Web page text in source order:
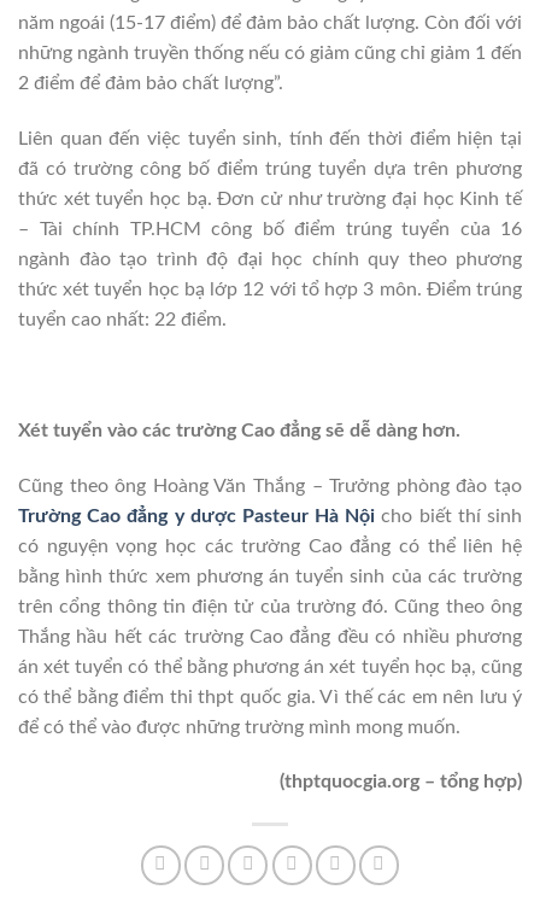
năm ngoái (15-17 điểm) để đảm bảo chất lượng. Còn đối với
những ngành truyền thống nếu có giảm cũng chỉ giảm 1 đến
2 điểm để đảm bảo chất lượng”.
Liên quan đến việc tuyển sinh, tính đến thời điểm hiện tại
đã có trường công bố điểm trúng tuyển dựa trên phương
thức xét tuyển học bạ. Đơn cử như trường đại học Kinh tế
– Tài chính TP.HCM công bố điểm trúng tuyển của 16
ngành đào tạo trình độ đại học chính quy theo phương
thức xét tuyển học bạ lớp 12 với tổ hợp 3 môn. Điểm trúng
tuyển cao nhất: 22 điểm.
Xét tuyển vào các trường Cao đẳng sẽ dễ dàng hơn.
Cũng theo ông Hoàng Văn Thắng – Trưởng phòng đào tạo
Trường Cao đẳng y dược Pasteur Hà Nội cho biết thí sinh
có nguyện vọng học các trường Cao đẳng có thể liên hệ
bằng hình thức xem phương án tuyển sinh của các trường
trên cổng thông tin điện tử của trường đó. Cũng theo ông
Thắng hầu hết các trường Cao đẳng đều có nhiều phương
án xét tuyển có thể bằng phương án xét tuyển học bạ, cũng
có thể bằng điểm thi thpt quốc gia. Vì thế các em nên lưu ý
để có thể vào được những trường mình mong muốn.
(thptquocgia.org – tổng hợp)